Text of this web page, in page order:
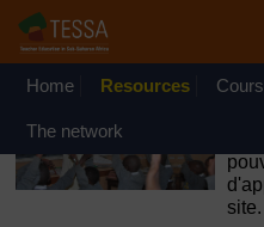
Passer au contenu principal
OpenLearn Create will be
August 2026 from 8am to
Home Resources
The network
site.